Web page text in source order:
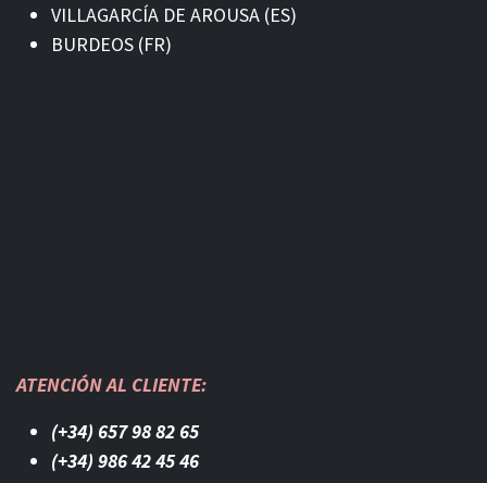
VILLAGARCÍA DE AROUSA (ES)
BURDEOS (FR)
ATENCIÓN AL CLIENTE:
(+34) 657 98 82 65
(+34) 986 42 45 46​